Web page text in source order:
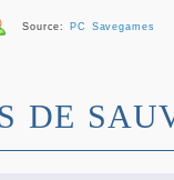
Source: PC Savegames
DE